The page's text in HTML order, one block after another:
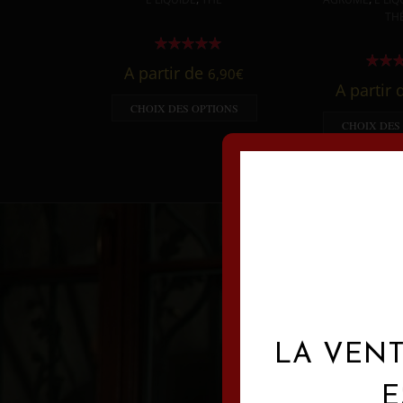
A partir de 6,90€
CHOIX DES OPTIONS
A partir
CHOIX DES
LA